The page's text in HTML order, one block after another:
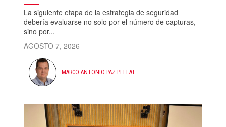
La siguiente etapa de la estrategia de seguridad
debería evaluarse no solo por el número de capturas,
sino por...
AGOSTO 7, 2026
MARCO ANTONIO PAZ PELLAT